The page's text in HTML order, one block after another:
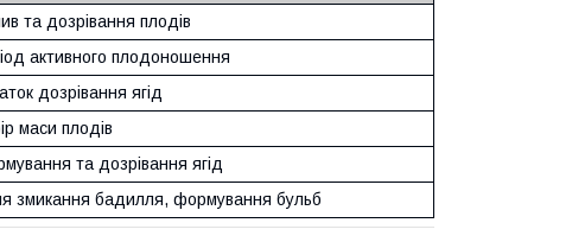
та дозрівання плодів
активного плодоношення
дозрівання ягід
маси плодів
та дозрівання ягід
змикання бадилля, формування бульб